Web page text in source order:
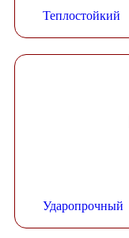
Теплостойкий
Ударопрочный